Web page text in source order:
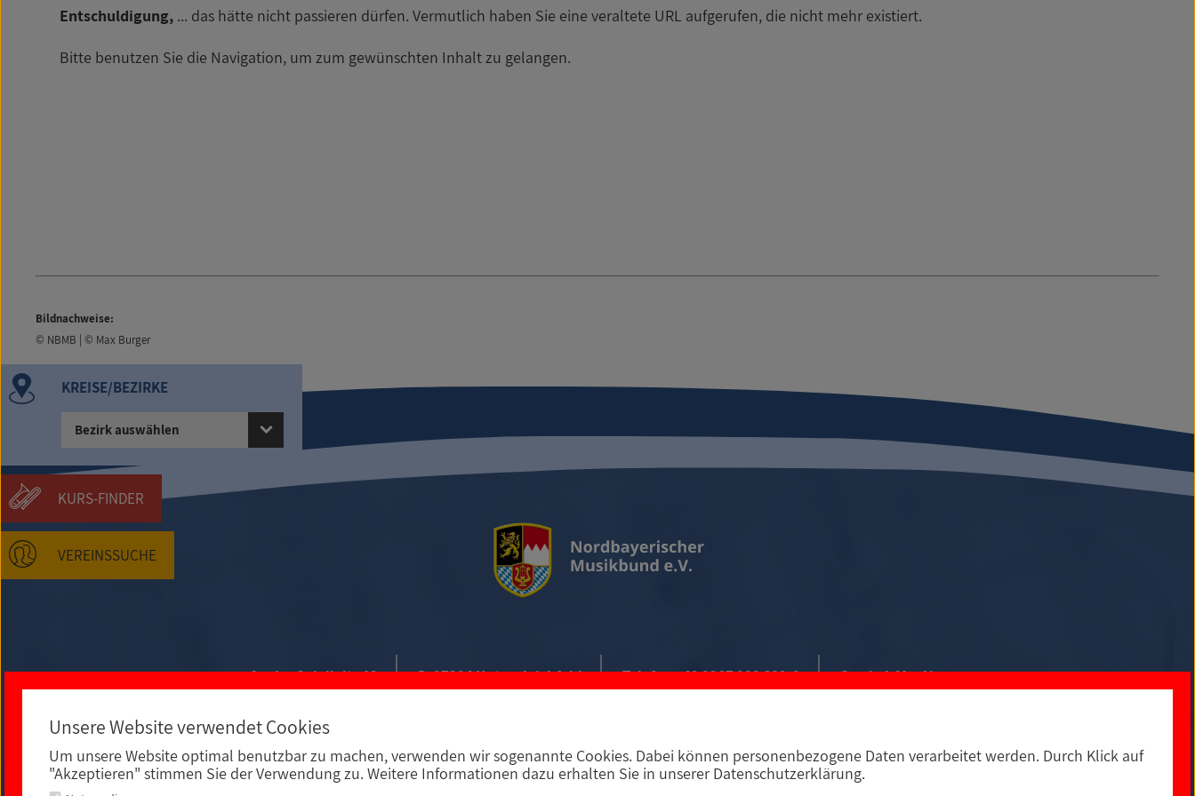
KREISE/BEZIRKE
Bezirk auswählen
KURS-FINDER
VEREINSSUCHE
Entschuldigung, ... das hätte nicht passieren dürfen. Vermutlich haben Sie eine veraltete URL aufgerufen, die nicht mehr existiert.
Bitte benutzen Sie die Navigation, um zum gewünschten Inhalt zu gelangen.
Bildnachweise:
© NBMB | © Max Burger
An der Spielleite 12 D-97294 Unterpleichfeld Telefon +49 9367 988 689-0 Social Media
E-MAIL KONTAKT
Unsere Website verwendet Cookies
Um unsere Website optimal benutzbar zu machen, verwenden wir sogenannte Cookies. Dabei können personenbezogene Daten verarbeitet werden. Durch Klick auf
"Akzeptieren" stimmen Sie der Verwendung zu. Weitere Informationen dazu erhalten Sie in unserer Datenschutzerklärung.